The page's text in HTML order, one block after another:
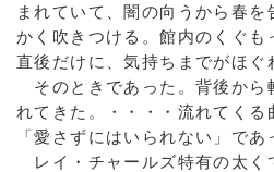
まれていて、闇の向うから春
かく吹きつける。館内のくぐも
直後だけに、気持ちまでがほぐ
そのときであった。背後から
れてきた。・・・・流れてく
「愛さずにはいられない」であ
レイ・チャールズ特有の太く